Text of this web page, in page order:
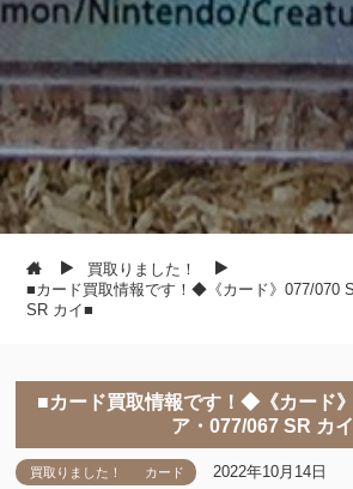
買取りました！
■カード買取情報です！◆《カード》077/070
SR カイ■
■カード買取情報です！◆《カード
ア・077/067 SR カ
買取りました！ カード 2022年10月14日